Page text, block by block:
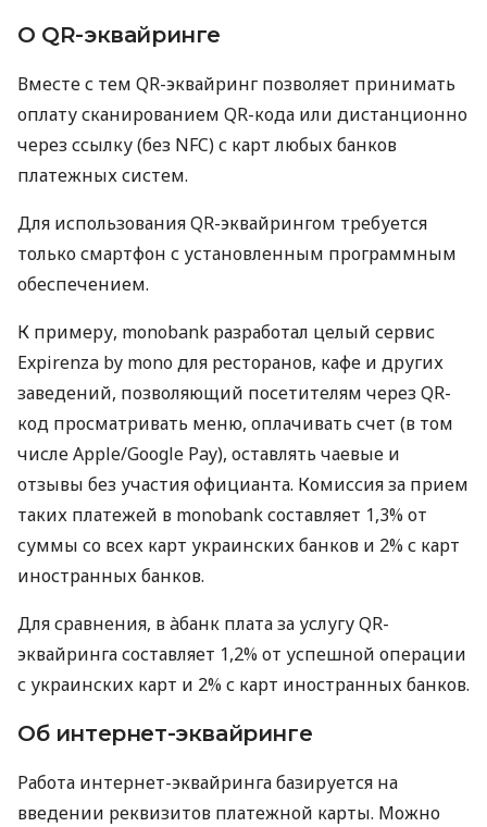
О QR-эквайринге
Вместе с тем QR-эквайринг позволяет принимать
оплату сканированием QR-кода или дистанционно
через ссылку (без NFC) с карт любых банков
платежных систем.
Для использования QR-эквайрингом требуется
только смартфон с установленным программным
обеспечением.
К примеру, monobank разработал целый сервис
Expirenza by mono для ресторанов, кафе и других
заведений, позволяющий посетителям через QR-
код просматривать меню, оплачивать счет (в том
числе Apple/Google Pay), оставлять чаевые и
отзывы без участия официанта. Комиссия за прием
таких платежей в monobank составляет 1,3% от
суммы со всех карт украинских банков и 2% с карт
иностранных банков.
Для сравнения, в àбанк плата за услугу QR-
эквайринга составляет 1,2% от успешной операции
с украинских карт и 2% с карт иностранных банков.
Об интернет-эквайринге
Работа интернет-эквайринга базируется на
введении реквизитов платежной карты. Можно